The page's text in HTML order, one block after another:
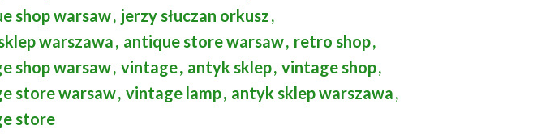
shop warsaw, jerzy słuczan orkusz,
warszawa, antique store warsaw, retro shop,
shop warsaw, vintage, antyk sklep, vintage shop,
store warsaw, vintage lamp, antyk sklep warszawa,
store